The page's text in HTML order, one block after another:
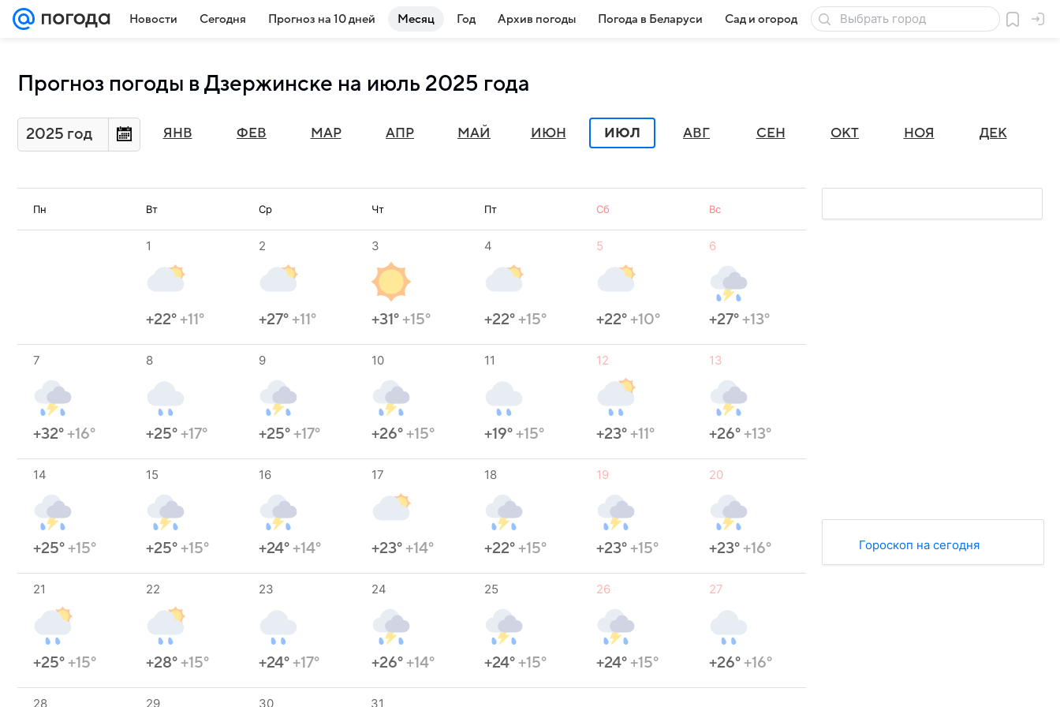
Новости Сегодня Прогноз на 10 дней Месяц Год Архив погоды Погода в Беларуси Сад и огород Товары для дачи
Прогноз погоды в Дзержинске на июль 2025 года
2025 год ЯНВ ФЕВ МАР АПР МАЙ ИЮН ИЮЛ АВГ СЕН ОКТ НОЯ ДЕК
Пн Вт Ср Чт Пт Сб Вс
1
+22°+11°
2
+27°+11°
3
+31°+15°
4
+22°+15°
5
+22°+10°
6
+27°+13°
7
+32°+16°
8
+25°+17°
9
+25°+17°
10
+26°+15°
11
+19°+15°
12
+23°+11°
13
+26°+13°
14
+25°+15°
15
+25°+15°
16
+24°+14°
17
+23°+14°
18
+22°+15°
19
+23°+15°
20
+23°+16°
21
+25°+15°
22
+28°+15°
23
+24°+17°
24
+26°+14°
25
+24°+15°
26
+24°+15°
27
+26°+16°
28 29 30 31
Гороскоп на сегодня